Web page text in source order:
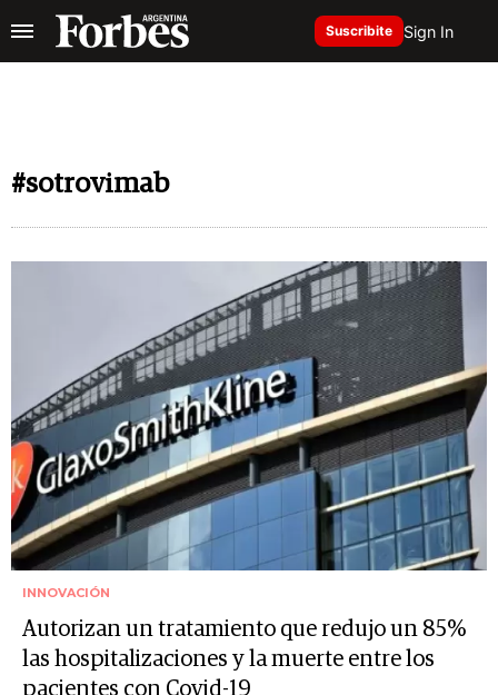
Suscribite Sign In
#sotrovimab
INNOVACIÓN
Autorizan un tratamiento que redujo un 85%
las hospitalizaciones y la muerte entre los
pacientes con Covid-19